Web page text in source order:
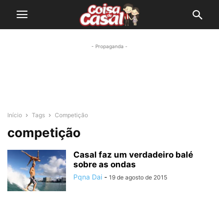
- Propaganda -
Início Tags Competição
competição
Casal faz um verdadeiro balé
sobre as ondas
Pqna Dai - 19 de agosto de 2015